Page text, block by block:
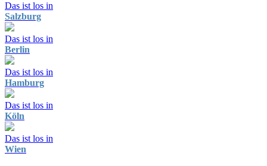
Das ist los in
Salzburg
Das ist los in
Berlin
Das ist los in
Hamburg
Das ist los in
Köln
Das ist los in
Wien